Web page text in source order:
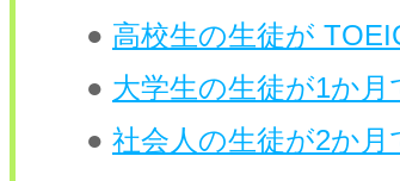
● 高校生の生徒が
● 大学生の生徒が1か
● 社会人の生徒が2か